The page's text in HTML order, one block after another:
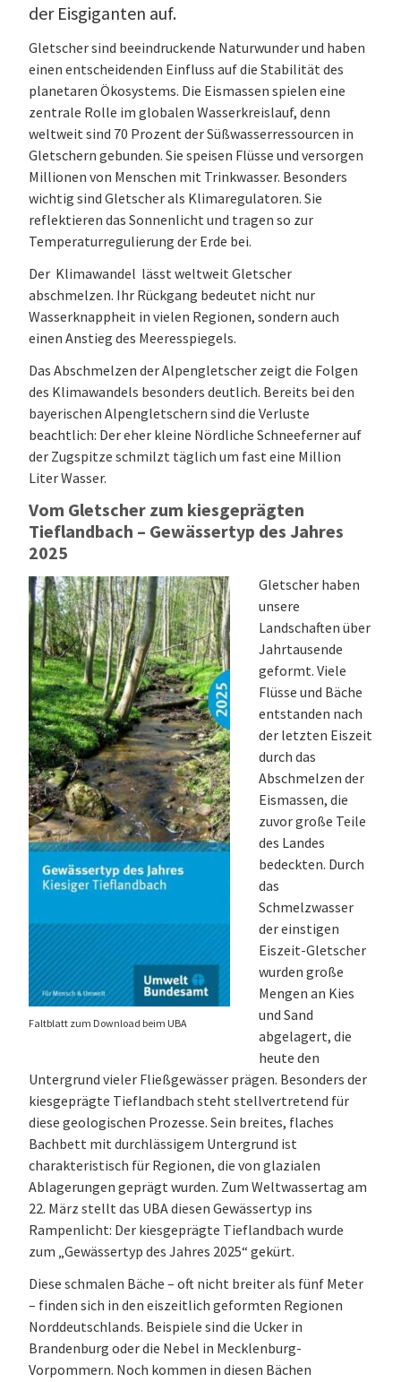
der Eisgiganten auf.
Gletscher sind beeindruckende Naturwunder und haben
einen entscheidenden Einfluss auf die Stabilität des
planetaren Ökosystems. Die Eismassen spielen eine
zentrale Rolle im globalen Wasserkreislauf, denn
weltweit sind 70 Prozent der Süßwasserressourcen in
Gletschern gebunden. Sie speisen Flüsse und versorgen
Millionen von Menschen mit Trinkwasser. Besonders
wichtig sind Gletscher als Klimaregulatoren. Sie
reflektieren das Sonnenlicht und tragen so zur
Temperaturregulierung der Erde bei.
Der ⁠ Klimawandel ⁠ lässt weltweit Gletscher
abschmelzen. Ihr Rückgang bedeutet nicht nur
Wasserknappheit in vielen Regionen, sondern auch
einen Anstieg des Meeresspiegels.
Das Abschmelzen der Alpengletscher zeigt die Folgen
des Klimawandels besonders deutlich. Bereits bei den
bayerischen Alpengletschern sind die Verluste
beachtlich: Der eher kleine Nördliche Schneeferner auf
der Zugspitze schmilzt täglich um fast eine Million
Liter Wasser.
Vom Gletscher zum kiesgeprägten
Tieflandbach – Gewässertyp des Jahres
2025
Faltblatt zum Download beim UBA
Gletscher haben
unsere
Landschaften über
Jahrtausende
geformt. Viele
Flüsse und Bäche
entstanden nach
der letzten Eiszeit
durch das
Abschmelzen der
Eismassen, die
zuvor große Teile
des Landes
bedeckten. Durch
das
Schmelzwasser
der einstigen
Eiszeit-Gletscher
wurden große
Mengen an Kies
und Sand
abgelagert, die
heute den
Untergrund vieler Fließgewässer prägen. Besonders der
kiesgeprägte Tieflandbach steht stellvertretend für
diese geologischen Prozesse. Sein breites, flaches
Bachbett mit durchlässigem Untergrund ist
charakteristisch für Regionen, die von glazialen
Ablagerungen geprägt wurden. Zum Weltwassertag am
22. März stellt das UBA diesen Gewässertyp ins
Rampenlicht: Der kiesgeprägte Tieflandbach wurde
zum „Gewässertyp des Jahres 2025“ gekürt.
Diese schmalen Bäche – oft nicht breiter als fünf Meter
– finden sich in den eiszeitlich geformten Regionen
Norddeutschlands. Beispiele sind die Ucker in
Brandenburg oder die Nebel in Mecklenburg-
Vorpommern. Noch kommen in diesen Bächen